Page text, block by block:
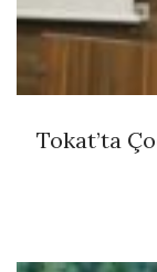
Tokat’ta